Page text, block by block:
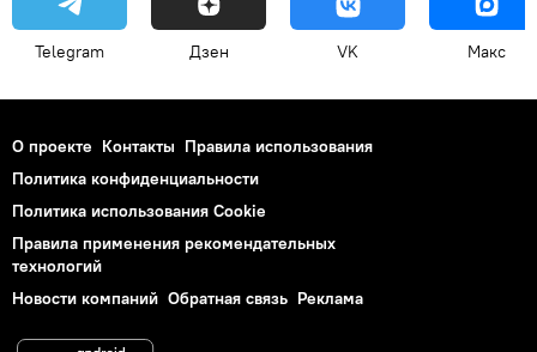
Telegram Дзен VK Макс
О проекте Контакты Правила использования
Политика конфиденциальности
Политика использования Cookie
Правила применения рекомендательных
технологий
Новости компаний Обратная связь Реклама